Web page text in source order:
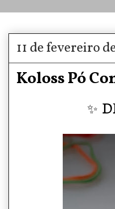
11 de fevereiro
Koloss Pó
✨